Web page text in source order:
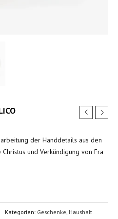
der Handdetails aus den
und Verkündigung von Fra
Kategorien: Geschenke, Haushalt